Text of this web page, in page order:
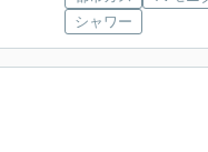
シャワー